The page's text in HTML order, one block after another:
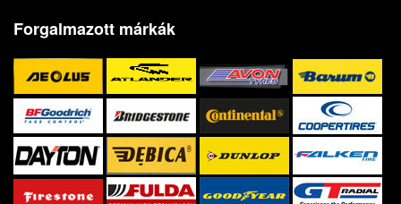
Forgalmazott márkák